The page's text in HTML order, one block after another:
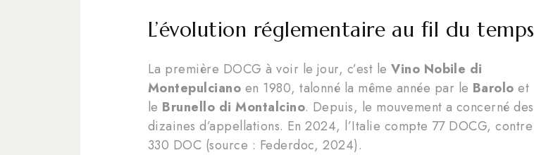
L’évolution réglementaire au fil du temps
La première DOCG à voir le jour, c’est leVino Nobile di
Montepulciano en 1980, talonné la même année par le Barolo et
le Brunello di Montalcino. Depuis, le mouvement a concerné des
dizaines d’appellations. En 2024, l’Italie compte 77 DOCG, contre
330 DOC (source : Federdoc, 2024).